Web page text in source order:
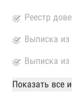
Реестр
Выписка
Выписка из
База
Показать все